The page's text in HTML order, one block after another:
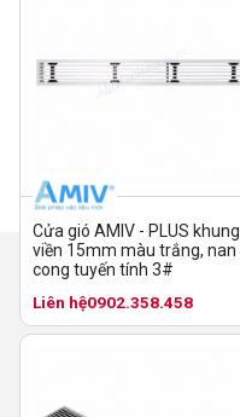
Cửa gió AMIV - PLUS khung
viền 15mm màu trắng, nan
cong tuyến tính 3#
Liên hệ0902.358.458